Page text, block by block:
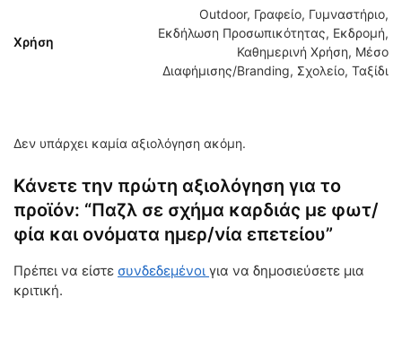
Χρήση
Outdoor, Γραφείο, Γυμναστήριο,
Εκδήλωση Προσωπικότητας, Εκδρομή,
Καθημερινή Χρήση, Μέσο
Διαφήμισης/Branding, Σχολείο, Ταξίδι
Δεν υπάρχει καμία αξιολόγηση ακόμη.
Κάνετε την πρώτη αξιολόγηση για το
προϊόν: “Παζλ σε σχήμα καρδιάς με φωτ/
φία και ονόματα ημερ/νία επετείου”
Πρέπει να είστε συνδεδεμένοι για να δημοσιεύσετε μια
κριτική.